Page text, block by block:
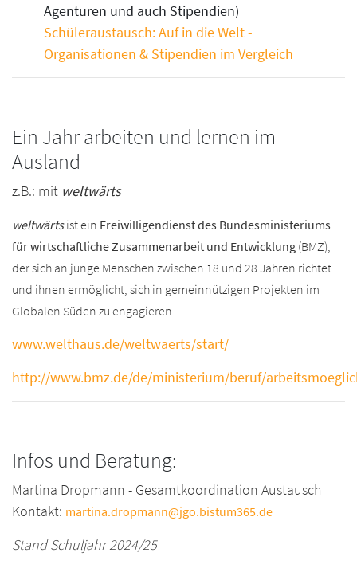
Agenturen und auch Stipendien)
Schüleraustausch: Auf in die Welt -
Organisationen & Stipendien im Vergleich
Ein Jahr arbeiten und lernen im
Ausland
z.B.: mit weltwärts
weltwärtsist ein Freiwilligendienst des Bundesministeriums
für wirtschaftliche Zusammenarbeit und Entwicklung (BMZ),
der sich an junge Menschen zwischen 18 und 28 Jahren richtet
und ihnen ermöglicht, sich in gemeinnützigen Projekten im
Globalen Süden zu engagieren.
www.welthaus.de/weltwaerts/start/
http://www.bmz.de/de/ministerium/beruf/
Infos und Beratung:
Martina Dropmann - Gesamtkoordination Austausch
Kontakt: martina.dropmann@jgo.bistum365.de
Stand Schuljahr 2024/25